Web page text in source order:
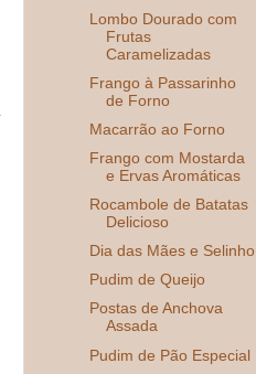
Lombo Dourado com
Frutas
Caramelizadas
Frango à Passarinho
de Forno
Macarrão ao Forno
Frango com Mostarda
e Ervas Aromáticas
Rocambole de Batatas
Delicioso
Dia das Mães e Selinho
Pudim de Queijo
Postas de Anchova
Assada
Pudim de Pão Especial